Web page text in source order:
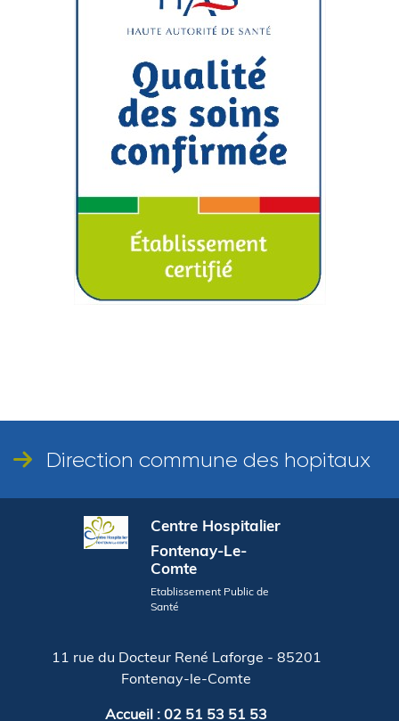
Direction commune des hopitaux
Centre Hospitalier
Fontenay-Le-
Comte
Etablissement Public de
Santé
11 rue du Docteur René Laforge - 85201
Fontenay-le-Comte
Accueil : 02 51 53 51 53